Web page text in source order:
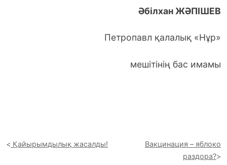
Әбілхан ЖӘПІШЕВ
Петропавл қалалық «Нұр»
мешітінің бас имамы
Қайырымдылық жасалды!
Вакцинация – яблоко
раздора?